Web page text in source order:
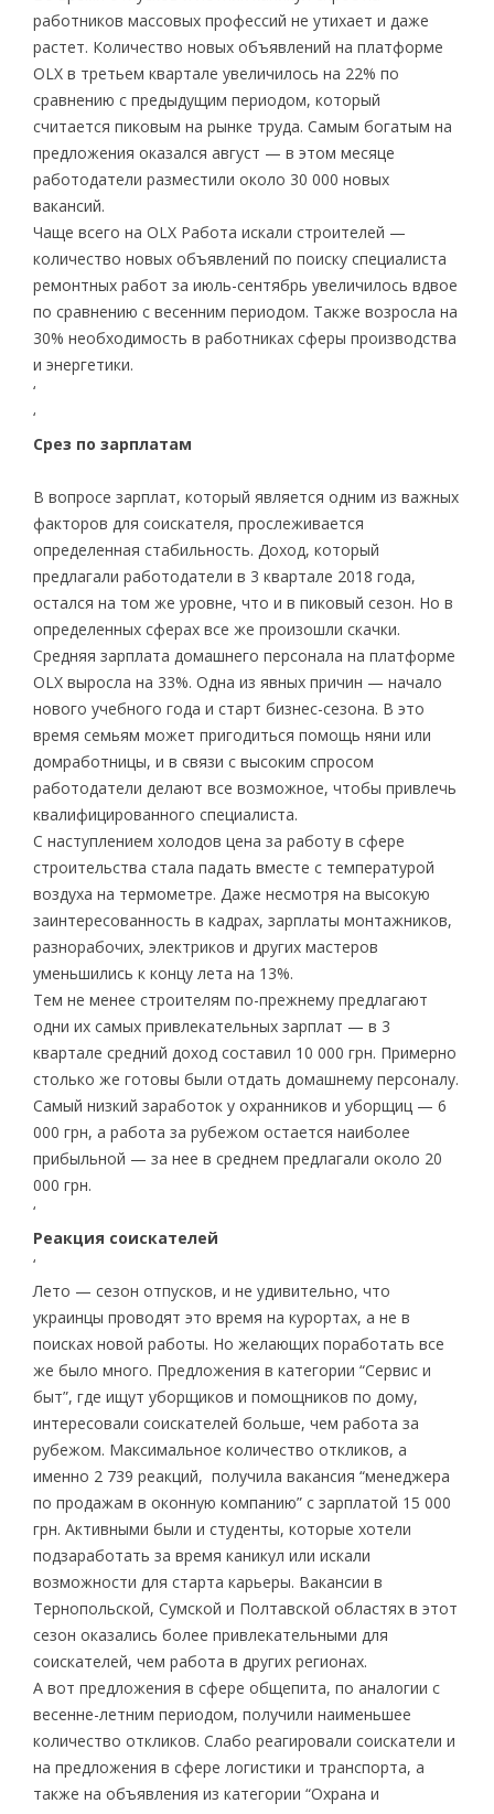
работников массовых профессий не утихает и даже
растет. Количество новых объявлений на платформе
OLX в третьем квартале увеличилось на 22% по
сравнению с предыдущим периодом, который
считается пиковым на рынке труда. Самым богатым на
предложения оказался август — в этом месяце
работодатели разместили около 30 000 новых
вакансий.
Чаще всего на OLX Работа искали строителей —
количество новых объявлений по поиску специалиста
ремонтных работ за июль-сентябрь увеличилось вдвое
по сравнению с весенним периодом. Также возросла на
30% необходимость в работниках сферы производства
и энергетики.
‘
‘
Срез по зарплатам
В вопросе зарплат, который является одним из важных
факторов для соискателя, прослеживается
определенная стабильность. Доход, который
предлагали работодатели в 3 квартале 2018 года,
остался на том же уровне, что и в пиковый сезон. Но в
определенных сферах все же произошли скачки.
Средняя зарплата домашнего персонала на платформе
OLX выросла на 33%. Одна из явных причин — начало
нового учебного года и старт бизнес-сезона. В это
время семьям может пригодиться помощь няни или
домработницы, и в связи с высоким спросом
работодатели делают все возможное, чтобы привлечь
квалифицированного специалиста.
С наступлением холодов цена за работу в сфере
строительства стала падать вместе с температурой
воздуха на термометре. Даже несмотря на высокую
заинтересованность в кадрах, зарплаты монтажников,
разнорабочих, электриков и других мастеров
уменьшились к концу лета на 13%.
Тем не менее строителям по-прежнему предлагают
одни их самых привлекательных зарплат — в 3
квартале средний доход составил 10 000 грн. Примерно
столько же готовы были отдать домашнему персоналу.
Самый низкий заработок у охранников и уборщиц — 6
000 грн, а работа за рубежом остается наиболее
прибыльной — за нее в среднем предлагали около 20
000 грн.
‘
Реакция соискателей
‘
Лето — сезон отпусков, и не удивительно, что
украинцы проводят это время на курортах, а не в
поисках новой работы. Но желающих поработать все
же было много. Предложения в категории “Сервис и
быт”, где ищут уборщиков и помощников по дому,
интересовали соискателей больше, чем работа за
рубежом. Максимальное количество откликов, а
именно 2 739 реакций, получила вакансия “менеджера
по продажам в оконную компанию” с зарплатой 15 000
грн. Активными были и студенты, которые хотели
подзаработать за время каникул или искали
возможности для старта карьеры. Вакансии в
Тернопольской, Сумской и Полтавской областях в этот
сезон оказались более привлекательными для
соискателей, чем работа в других регионах.
А вот предложения в сфере общепита, по аналогии с
весенне-летним периодом, получили наименьшее
количество откликов. Слабо реагировали соискатели и
на предложения в сфере логистики и транспорта, а
также на объявления из категории “Охрана и